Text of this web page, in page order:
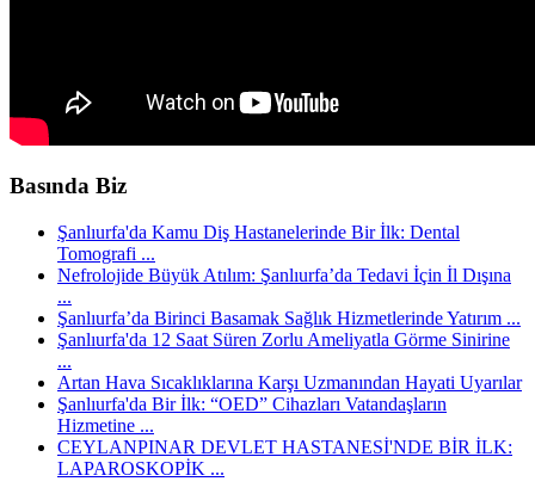
Basında Biz
Şanlıurfa'da Kamu Diş Hastanelerinde Bir İlk: Dental
Tomografi ...
Nefrolojide Büyük Atılım: Şanlıurfa’da Tedavi İçin İl Dışına
...
Şanlıurfa’da Birinci Basamak Sağlık Hizmetlerinde Yatırım ...
Şanlıurfa'da 12 Saat Süren Zorlu Ameliyatla Görme Sinirine
...
Artan Hava Sıcaklıklarına Karşı Uzmanından Hayati Uyarılar
Şanlıurfa'da Bir İlk: “OED” Cihazları Vatandaşların
Hizmetine ...
CEYLANPINAR DEVLET HASTANESİ'NDE BİR İLK:
LAPAROSKOPİK ...